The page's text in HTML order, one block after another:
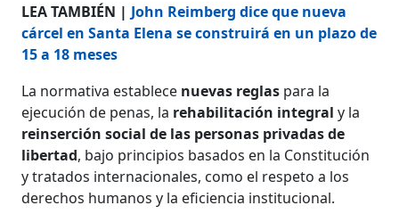
LEA TAMBIÉN | John Reimberg dice que nueva
cárcel en Santa Elena se construirá en un plazo de
15 a 18 meses
La normativa establece nuevas reglas para la
ejecución de penas, la rehabilitación integraly la
reinserción social de las personas privadas de
libertad, bajo principios basados en la Constitución
y tratados internacionales, como el respeto a los
derechos humanos y la eficiencia institucional.